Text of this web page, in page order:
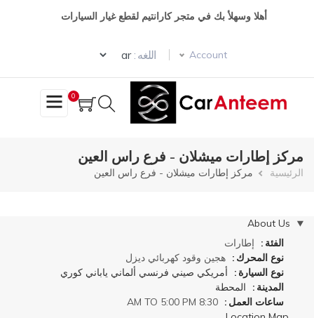
أهلا وسهلأ بك في متجر كارانتيم لقطع غيار السيارات
Account اللغه :
Select your language
0
مركز إطارات ميشلان - فرع راس العين
مسار
الرئيسية مركز إطارات ميشلان - فرع راس العين
إخفاء
About Us
الفئة
إطارات
نوع المحرك
هجين وقود كهربائي ديزل
نوع السيارة
أمريكي صيني فرنسي ألماني ياباني كوري
المدينة
المحطة
ساعات العمل
8:30 AM TO 5:00 PM